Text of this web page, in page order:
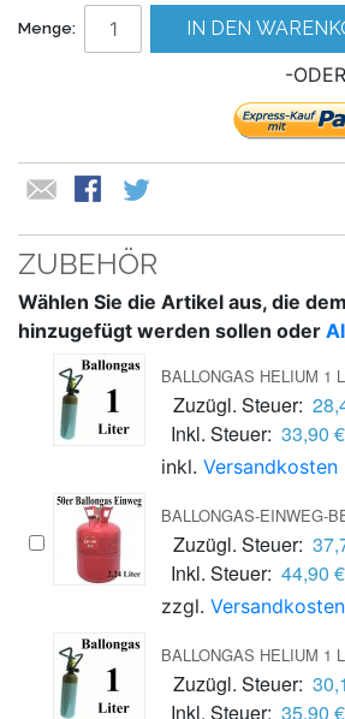
Menge: IN DEN
-
ZUBEHÖR
Wählen Sie die Artikel aus, die
hinzugefügt werden sollen oder
BALLONGAS HELIUM 1 L
Zuzügl. Steuer:
Inkl. Steuer: 33,90 €
inkl. Versandkosten
BALLONGAS-EINWEG-
Zuzügl. Steuer:
Inkl. Steuer: 44,90 €
zzgl. Versandkosten
BALLONGAS HELIUM 1 L
Zuzügl. Steuer:
Inkl. Steuer: 35,90 €